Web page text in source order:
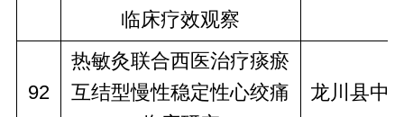
临床疗效观察
92
热敏灸联合西医治疗痰瘀
互结型慢性稳定性心绞痛
龙川县中